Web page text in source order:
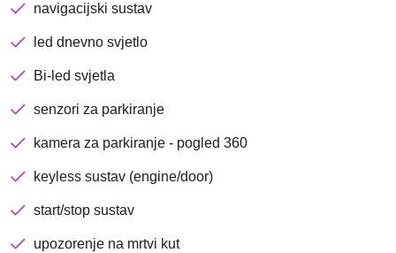
navigacijski sustav
led dnevno svjetlo
Bi-led svjetla
senzori za parkiranje
kamera za parkiranje - pogled 360
keyless sustav (engine/door)
start/stop sustav
upozorenje na mrtvi kut